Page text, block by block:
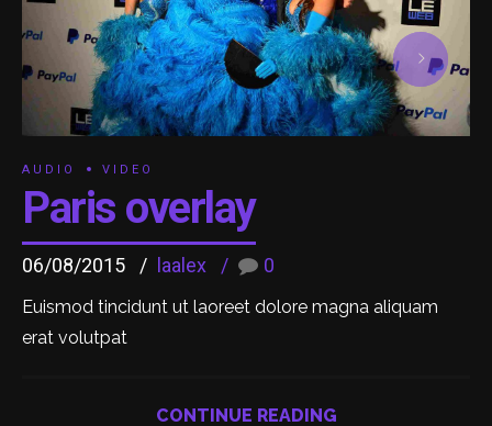
AUDIO VIDEO
Paris overlay
06/08/2015 laalex 0
Euismod tincidunt ut laoreet dolore magna aliquam
erat volutpat
CONTINUE READING